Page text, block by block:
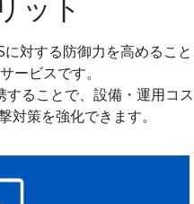
ット
対する防御力を高めること
ービスです。
ることで、設備・運用コス
対策を強化できます。